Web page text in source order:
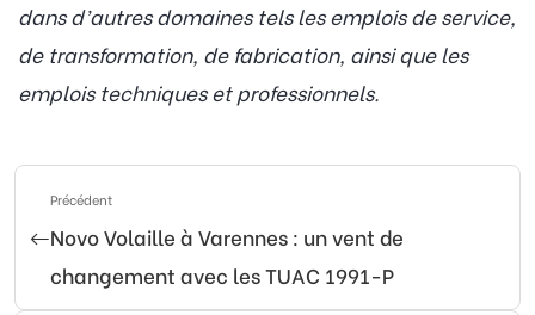
dans d’autres domaines tels les emplois de service,
de transformation, de fabrication, ainsi que les
emplois techniques et professionnels.
Précédent
Novo Volaille à Varennes : un vent de
changement avec les TUAC 1991-P